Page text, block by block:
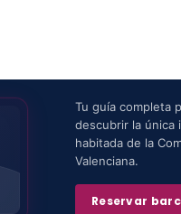
Tu guía completa
descubrir la única
habitada de la
Valenciana.
Reservar